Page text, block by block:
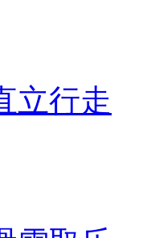
立行走